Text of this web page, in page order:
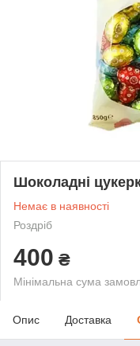
Шоколадні
Немає в наявності
Роздріб
400 ₴
Мінімальна сума
Опис Доставка